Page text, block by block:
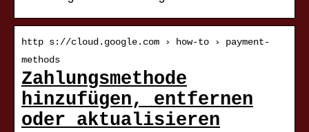
http s://cloud.google.com › how-to › payment-
methods
Zahlungsmethode
hinzufügen, entfernen
oder aktualisieren